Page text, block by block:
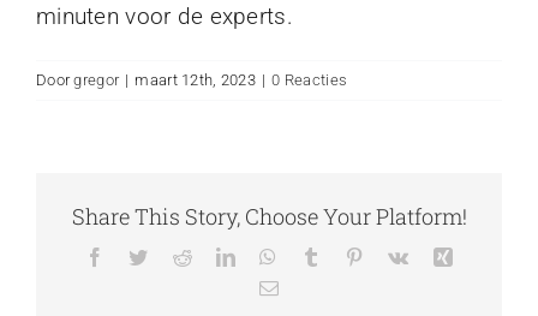
minuten voor de experts.
Doorgregor | maart 12th, 2023 | 0 Reacties
Share This Story, Choose Your Platform!
Facebook
TwitterRedditLinkedInWhatsApp
Tumblr Pinterest
Vk
E-